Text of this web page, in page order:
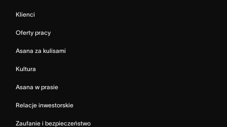
Klienci
Oferty pracy
Asana za kulisami
Kultura
Asana w prasie
Relacje inwestorskie
Zaufanie i bezpieczeństwo